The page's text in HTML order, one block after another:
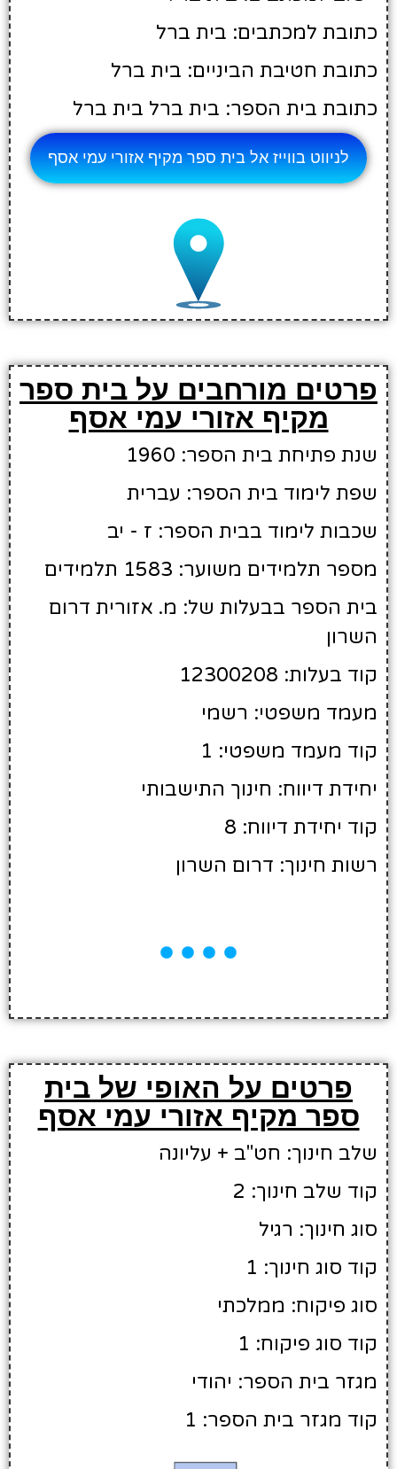
כתובת למכתבים: בית ברל
כתובת חטיבת הביניים: בית ברל
כתובת בית הספר: בית ברל בית ברל
לניווט בווייז אל בית ספר מקיף אזורי עמי אסף
פרטים מורחבים על בית ספר
מקיף אזורי עמי אסף
שנת פתיחת בית הספר: 1960
שפת לימוד בית הספר: עברית
שכבות לימוד בבית הספר: ז - יב
מספר תלמידים משוער: 1583 תלמידים
בית הספר בבעלות של: מ. אזורית דרום
השרון
קוד בעלות: 12300208
מעמד משפטי: רשמי
קוד מעמד משפטי: 1
יחידת דיווח: חינוך התישבותי
קוד יחידת דיווח: 8
רשות חינוך: דרום השרון
פרטים על האופי של בית
ספר מקיף אזורי עמי אסף
שלב חינוך: חט"ב + עליונה
קוד שלב חינוך: 2
סוג חינוך: רגיל
קוד סוג חינוך: 1
סוג פיקוח: ממלכתי
קוד סוג פיקוח: 1
מגזר בית הספר: יהודי
קוד מגזר בית הספר: 1